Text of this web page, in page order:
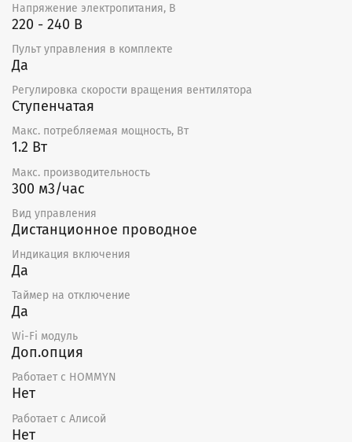
Напряжение электропитания, В
220 - 240 В
Пульт управления в комплекте
Да
Регулировка скорости вращения вентилятора
Ступенчатая
Макс. потребляемая мощность, Вт
1.2 Вт
Макс. производительность
300 м3/час
Вид управления
Дистанционное проводное
Индикация включения
Да
Таймер на отключение
Да
Wi-Fi модуль
Доп.опция
Работает с HOMMYN
Нет
Работает с Алисой
Нет